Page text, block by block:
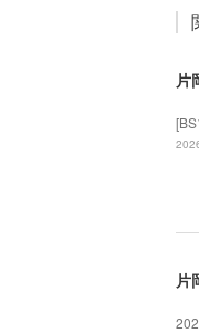
片
片